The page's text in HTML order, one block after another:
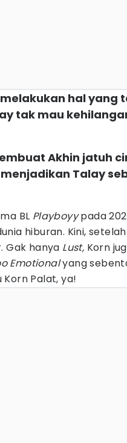
hal yang
tak mau
Akhin jatuh
Talay
BL Playboyypada
hiburan. Kini,
Gak hanya Lust, Korn
Emotionalyang
Palat, ya!